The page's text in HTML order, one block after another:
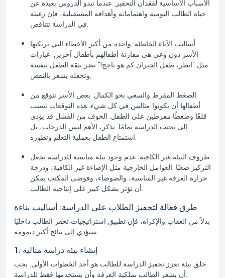
الأسباب الأساسية لفقدان التحفيز. عندما تبدو الدروس بعيدة عن
حياة الطالب اليومية واهتماماته وأهدافه المستقبلية، فإن رغبته
أساليب الآباء الخاطئة: واحدة من أكبر الأخطاء التي ترتكبها
الأسر دون وعي هي مقارنة أطفالهم بأطفال آخرين. عبارات
مثل "انظر، طفل الجيران كم هو ناجح!" تضر بثقة الطفل بنفسه
الضغط المفرط والسعي نحو الكمال: بعض الأسر تتوقع من
أطفالها أن يكونوا مثاليين في كل شيء. هذه التوقعات تسبب
قلقًا وضغطًا مفرطين على الطفل. الخوف من الفشل قد يؤدي
إلى تجنب الدراسة تمامًا. تذكر، الأهم ليس الدرجات، بل
ظروف البيئة غير الكافية: عدم وجود بيئة مناسبة للدراسة يجعل
التركيز صعبًا. العوامل الخارجية مثل الإضاءة غير الكافية، ودرجة
حرارة الغرفة غير المناسبة، والضوضاء، وفوضى المكتب يمكن
طرق فعالة لتحفيز الطلاب على الدراسة: أساليب بناءة
بدلاً من العقاب والإكراه، فإن تطبيق استراتيجيات تحفز الطالب داخليًا
1. إنشاء بيئة دراسة مثالية
خلق بيئة تعزز تحفيز الدراسة للطالب هو أحد الخطوات الأولى. يجب